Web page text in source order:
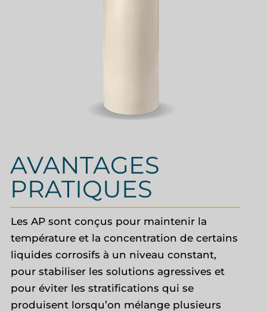
AVANTAGES
PRATIQUES
Les AP sont conçus pour maintenir la
température et la concentration de certains
liquides corrosifs à un niveau constant,
pour stabiliser les solutions agressives et
pour éviter les stratifications qui se
produisent lorsqu’on mélange plusieurs